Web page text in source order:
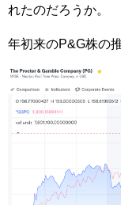
れたのだろうか。
年初来のP&G株の